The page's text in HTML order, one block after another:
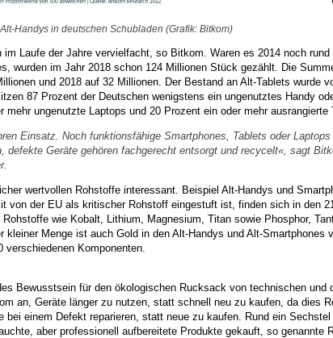
Handys in deutschen Schubladen (Grafik: Bitkom)
Laufe der Jahre vervielfacht, so Bitkom. Waren es 2014 noch rund
wurden im Jahr 2018 schon 124 Millionen Stück gezählt. Die
und 2018 auf 32 Millionen. Der Bestand an Alt-Tablets wurde
87 Prozent der Deutschen wenigstens ein ungenutztes Handy
ungenutzte Laptops und 20 Prozent ein oder mehr ausrangierte
Einsatz. Noch funktionsfähige Smartphones, Tablets oder
defekte Geräte gehören fachgerecht entsorgt und recycelt«, sagt
wertvollen Rohstoffe interessant. Beispiel Alt-Handys und
von der EU als kritischer Rohstoff eingestuft ist, finden sich in den
wie Kobalt, Lithium, Magnesium, Titan sowie Phosphor,
Menge ist auch Gold in den Alt-Handys und Alt-Smartphones
Komponenten.
Bewusstsein für den ökologischen Rucksack von technischen und
an, Geräte länger zu nutzen, statt schnell neu zu kaufen, da dies
einem Defekt reparieren, statt neue zu kaufen. Rund ein Sechstel
aber professionell aufbereitete Produkte gekauft, so genannte